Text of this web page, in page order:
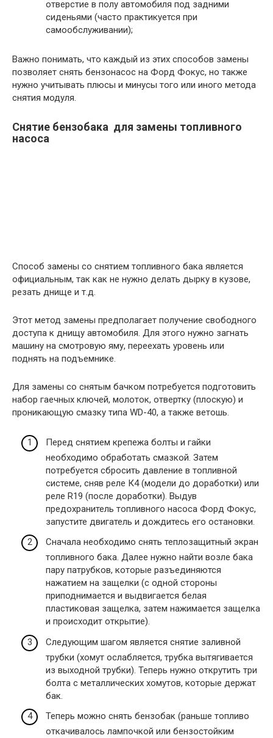
отверстие в полу автомобиля под задними
сиденьями (часто практикуется при
самообслуживании);
Важно понимать, что каждый из этих способов замены
позволяет снять бензонасос на Форд Фокус, но также
нужно учитывать плюсы и минусы того или иного метода
снятия модуля.
Снятие бензобака для замены топливного
насоса
Способ замены со снятием топливного бака является
официальным, так как не нужно делать дырку в кузове,
резать днище и т.д.
Этот метод замены предполагает получение свободного
доступа к днищу автомобиля. Для этого нужно загнать
машину на смотровую яму, переехать уровень или
поднять на подъемнике.
Для замены со снятым бачком потребуется подготовить
набор гаечных ключей, молоток, отвертку (плоскую) и
проникающую смазку типа WD-40, а также ветошь.
Перед снятием крепежа болты и гайки
необходимо обработать смазкой. Затем
потребуется сбросить давление в топливной
системе, сняв реле К4 (модели до доработки) или
реле R19 (после доработки). Выдув
предохранитель топливного насоса Форд Фокус,
запустите двигатель и дождитесь его остановки.
Сначала необходимо снять теплозащитный экран
топливного бака. Далее нужно найти возле бака
пару патрубков, которые разъединяются
нажатием на защелки (с одной стороны
приподнимается и выдвигается белая
пластиковая защелка, затем нажимается защелка
и происходит открытие).
Следующим шагом является снятие заливной
трубки (хомут ослабляется, трубка вытягивается
из выходной трубки). Теперь нужно открутить три
болта с металлических хомутов, которые держат
бак.
Теперь можно снять бензобак (раньше топливо
откачивалось лампочкой или бензостойким